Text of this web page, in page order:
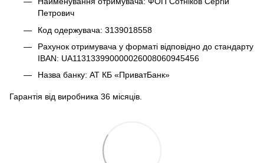
Петрович
Код одержувача: 3139018558
Рахунок отримувача у форматі відповідно до стандарту
IBAN: UA113133990000026008060945456
Назва банку: АТ КБ «ПриватБанк»
Гарантія від виробника 36 місяців.